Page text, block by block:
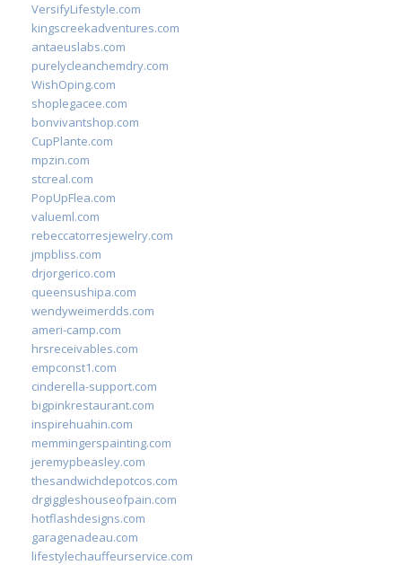
VersifyLifestyle.com
kingscreekadventures.com
antaeuslabs.com
purelycleanchemdry.com
WishOping.com
shoplegacee.com
bonvivantshop.com
CupPlante.com
mpzin.com
stcreal.com
PopUpFlea.com
valueml.com
rebeccatorresjewelry.com
jmpbliss.com
drjorgerico.com
queensushipa.com
wendyweimerdds.com
ameri-camp.com
hrsreceivables.com
empconst1.com
cinderella-support.com
bigpinkrestaurant.com
inspirehuahin.com
memmingerspainting.com
jeremypbeasley.com
thesandwichdepotcos.com
drgiggleshouseofpain.com
hotflashdesigns.com
garagenadeau.com
lifestylechauffeurservice.com